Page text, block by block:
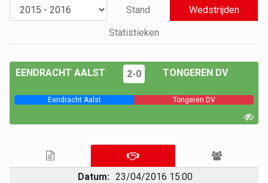
Stand
Wedstrijden
Statistieken
EENDRACHT AALST 2-0 TONGEREN DV
Eendracht Aalst Tongeren DV
Datum: 23/04/2016 15:00